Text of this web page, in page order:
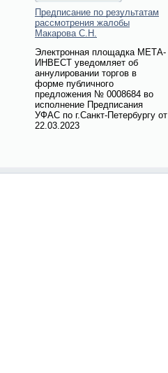
Предписание по результатам
рассмотрения жалобы
Макарова С.Н.
Электронная площадка МЕТА-
ИНВЕСТ уведомляет об
аннулировании торгов в
форме публичного
предложения № 0008684 во
исполнение Предписания
УФАС по г.Санкт-Петербургу от
22.03.2023